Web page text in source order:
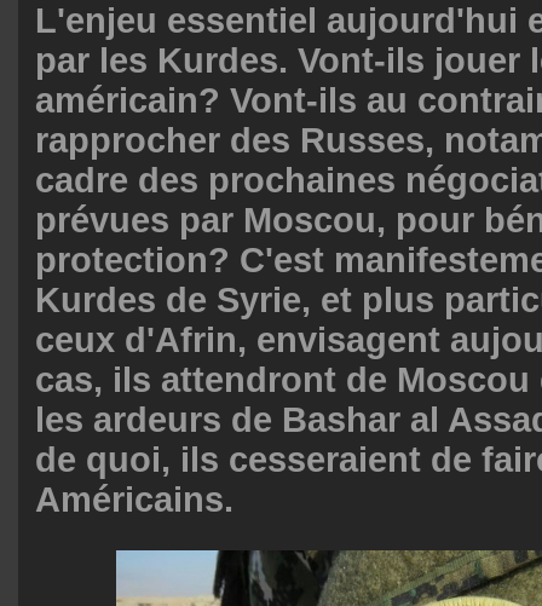
L'enjeu essentiel aujourd'hui
par les Kurdes. Vont-ils jouer
américain? Vont-ils au
rapprocher des Russes,
cadre des prochaines
prévues par Moscou, pour
protection? C'est
Kurdes de Syrie, et plus
ceux d'Afrin, envisagent
cas, ils attendront de
les ardeurs de Bashar al
de quoi, ils cesseraient de
Américains.